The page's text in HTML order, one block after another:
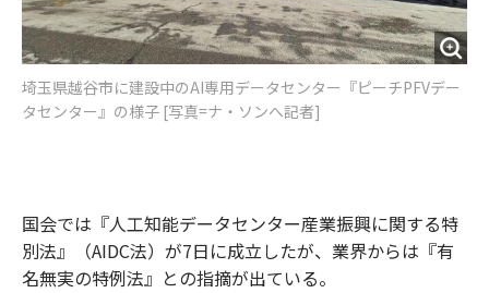
埼玉県越谷市に建設中のAI専用データセンター『ピーチPFVデー
タセンター』の様子 [写真=ナ・ソンへ記者]
国会では『人工知能データセンター産業振興に関する特
別法』（AIDC法）が7日に成立したが、業界からは『有
名無実の特例法』との指摘が出ている。